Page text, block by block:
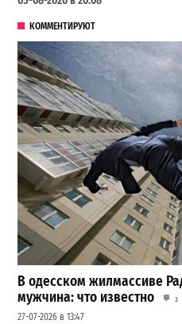
КОММЕНТИРУЮТ
В одесском жилмассиве
мужчина: что известно
3
27-07-2026 в 13:47